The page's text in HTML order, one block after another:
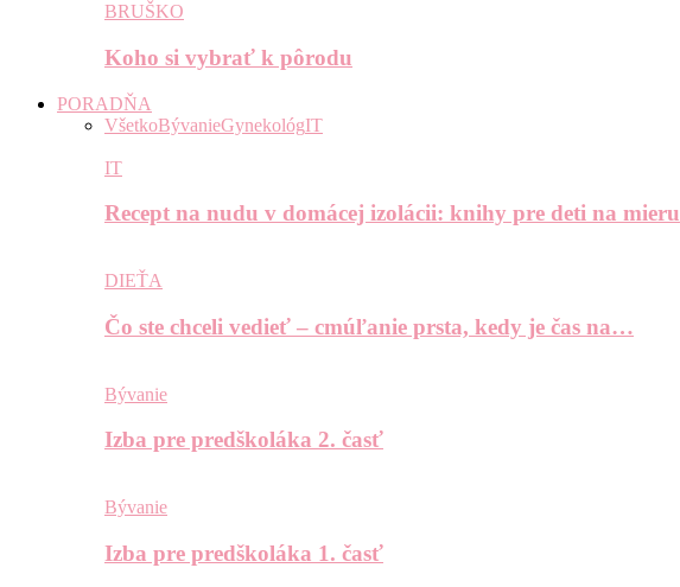
BRUŠKO
Koho si vybrať k pôrodu
PORADŇA
VšetkoBývanieGynekológIT
IT
Recept na nudu v domácej izolácii: knihy pre deti na mieru
DIEŤA
Čo ste chceli vedieť – cmúľanie prsta, kedy je čas na…
Bývanie
Izba pre predškoláka 2. časť
Bývanie
Izba pre predškoláka 1. časť